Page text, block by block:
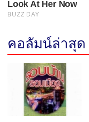
คอลัมน์ล่าสุด